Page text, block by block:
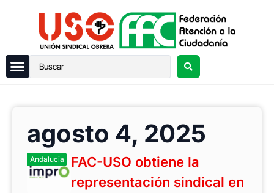
agosto 4, 2025
Andalucia
FAC-USO obtiene la
representación sindical en